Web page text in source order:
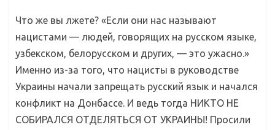
Что же вы лжете? «Если они нас называют
нацистами — людей, говорящих на русском языке,
узбекском, белорусском и других, — это ужасно.»
Именно из-за того, что нацисты в руководстве
Украины начали запрещать русский язык и начался
конфликт на Донбассе. И ведь тогда НИКТО НЕ
СОБИРАЛСЯ ОТДЕЛЯТЬСЯ ОТ УКРАИНЫ! Просили